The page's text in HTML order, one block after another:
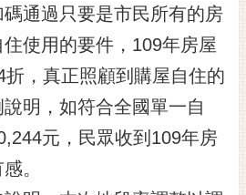
通過只要是市民所有的房
使用的要件，109年房屋
，真正照顧到購屋自住的
明，如符合全國單一自
元，民眾收到109年房
。